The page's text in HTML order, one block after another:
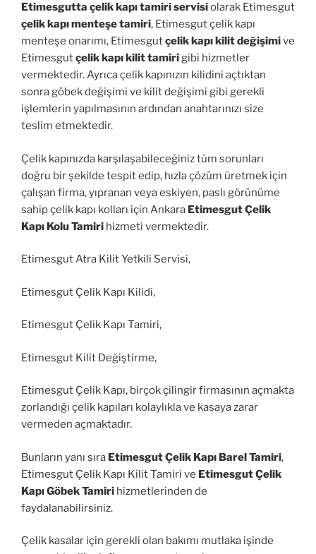
Etimesgutta çelik kapı tamiri servisiolarak Etimesgut
çelik kapı menteşe tamiri, Etimesgut çelik kapı
menteşe onarımı, Etimesgutçelik kapı kilit değişimive
Etimesgutçelik kapı kilit tamirigibi hizmetler
vermektedir. Ayrıca çelik kapınızın kilidini açtıktan
sonra göbek değişimi ve kilit değişimi gibi gerekli
işlemlerin yapılmasının ardından anahtarınızı size
teslim etmektedir.
Çelik kapınızda karşılaşabileceğiniz tüm sorunları
doğru bir şekilde tespit edip, hızla çözüm üretmek için
çalışan firma, yıpranan veya eskiyen, paslı görünüme
sahip çelik kapı kolları için Ankara Etimesgut Çelik
Kapı Kolu Tamiri hizmeti vermektedir.
Etimesgut Atra Kilit Yetkili Servisi,
Etimesgut Çelik Kapı Kilidi,
Etimesgut Çelik Kapı Tamiri,
Etimesgut Kilit Değiştirme,
Etimesgut Çelik Kapı, birçok çilingir firmasının açmakta
zorlandığı çelik kapıları kolaylıkla ve kasaya zarar
vermeden açmaktadır.
Bunların yanı sıra Etimesgut Çelik Kapı Barel Tamiri,
Etimesgut Çelik Kapı Kilit Tamiri ve Etimesgut Çelik
Kapı Göbek Tamiri hizmetlerinden de
faydalanabilirsiniz.
Çelik kasalar için gerekli olan bakımı mutlaka işinde